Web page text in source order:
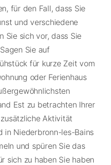
für den Fall, dass Sie
und verschiedene
Sie sich vor, dass Sie
Sie auf
für kurze Zeit vom
oder Ferienhaus
Est zu betrachten Ihrer
Aktivität
in Niederbronn-les-Bains
und spüren Sie das
sich zu haben Sie haben